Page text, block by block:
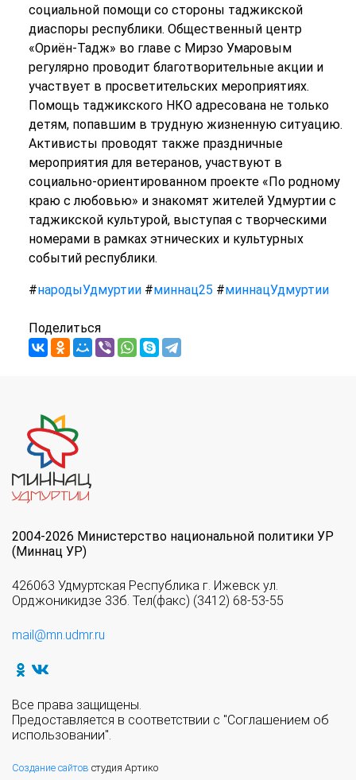
социальной помощи со стороны таджикской
диаспоры республики. Общественный центр
«Ориён-Тадж» во главе с Мирзо Умаровым
регулярно проводит благотворительные акции и
участвует в просветительских мероприятиях.
Помощь таджикского НКО адресована не только
детям, попавшим в трудную жизненную ситуацию.
Активисты проводят также праздничные
мероприятия для ветеранов, участвуют в
социально-ориентированном проекте «По родному
краю с любовью» и знакомят жителей Удмуртии с
таджикской культурой, выступая с творческими
номерами в рамках этнических и культурных
событий республики.
#народыУдмуртии#миннац25 #миннацУдмуртии
Поделиться
2004-2026 Министерство национальной политики УР
(Миннац УР)
426063 Удмуртская Республика г. Ижевск ул.
Орджоникидзе 33б. Тел(факс) (3412) 68-53-55
mail@mn.udmr.ru
Все права защищены.
Предоставляется в соответствии с "Соглашением об
использовании".
Создание сайтов студия Артико